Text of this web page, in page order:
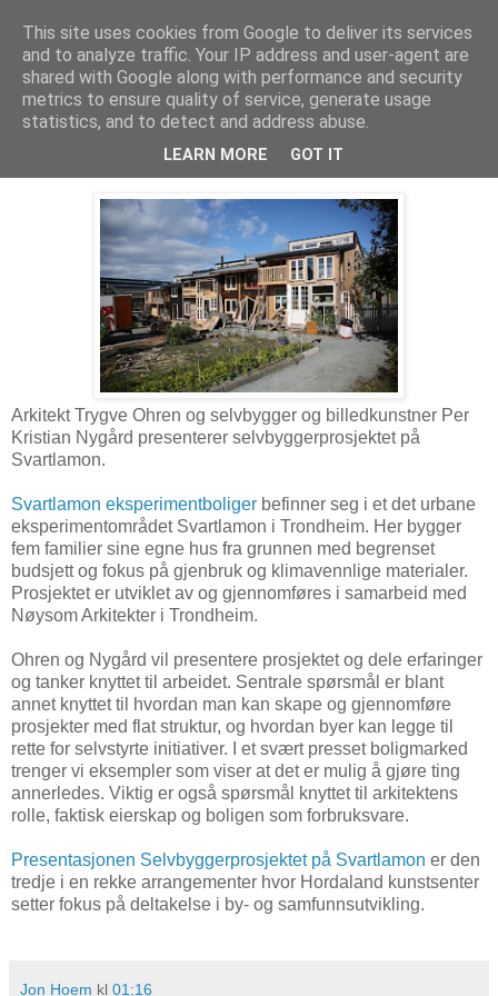
Arkitektur & Miljøteknologi
17 februar 2018
Selvbyggerprosjektet på Svartlamon
Arkitekt Trygve Ohren og selvbygger og billedkunstner Per
Kristian Nygård presenterer selvbyggerprosjektet på
Svartlamon.
Svartlamon eksperimentboliger befinner seg i et det urbane
eksperimentområdet Svartlamon i Trondheim. Her bygger
fem familier sine egne hus fra grunnen med begrenset
budsjett og fokus på gjenbruk og klimavennlige materialer.
Prosjektet er utviklet av og gjennomføres i samarbeid med
Nøysom Arkitekter i Trondheim.
Ohren og Nygård vil presentere prosjektet og dele erfaringer
og tanker knyttet til arbeidet. Sentrale spørsmål er blant
annet knyttet til hvordan man kan skape og gjennomføre
prosjekter med flat struktur, og hvordan byer kan legge til
rette for selvstyrte initiativer. I et svært presset boligmarked
trenger vi eksempler som viser at det er mulig å gjøre ting
annerledes. Viktig er også spørsmål knyttet til arkitektens
rolle, faktisk eierskap og boligen som forbruksvare.
Presentasjonen Selvbyggerprosjektet på Svartlamon er den
tredje i en rekke arrangementer hvor Hordaland kunstsenter
setter fokus på deltakelse i by- og samfunnsutvikling.
Jon Hoem kl 01:16
This site uses cookies from Google to deliver its services
and to analyze traffic. Your IP address and user-agent are
shared with Google along with performance and security
metrics to ensure quality of service, generate usage
statistics, and to detect and address abuse.
LEARN MORE GOT IT